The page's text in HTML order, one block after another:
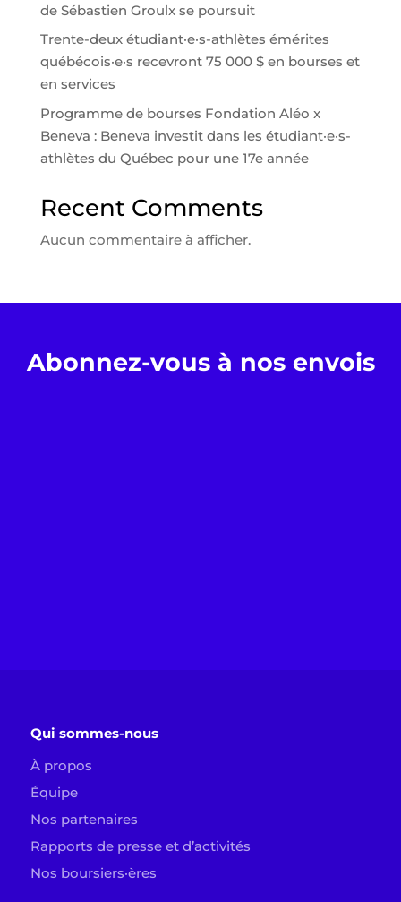
de Sébastien Groulx se poursuit
Trente-deux étudiant·e·s-athlètes émérites
québécois·e·s recevront 75 000 $ en bourses et
en services
Programme de bourses Fondation Aléo x
Beneva : Beneva investit dans les étudiant·e·s-
athlètes du Québec pour une 17e année
Recent Comments
Aucun commentaire à afficher.
Abonnez-vous à nos envois
Qui sommes-nous
À propos
Équipe
Nos partenaires
Rapports de presse et d’activités
Nos boursiers·ères